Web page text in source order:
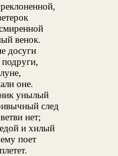
венок.
досуги
оне.
унылый
след
нет;
и хилый
поет